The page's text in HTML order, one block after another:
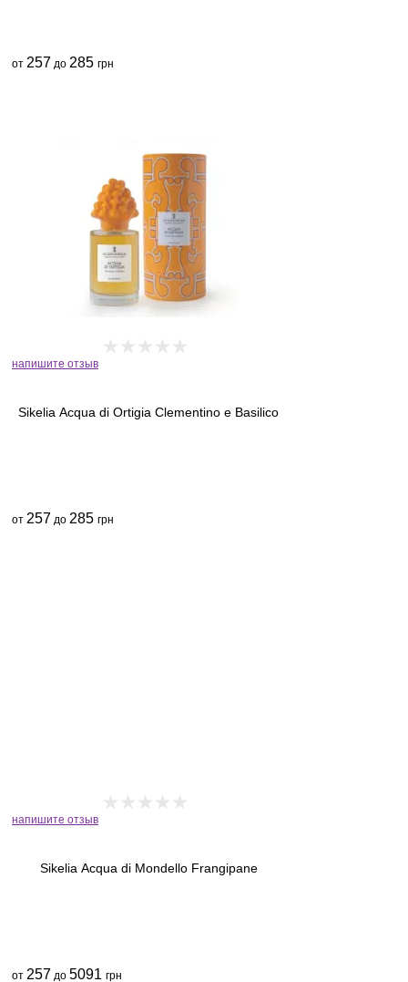
от 257 до 285 грн
напишите отзыв
Sikelia Acqua di Ortigia Clementino e Basilico
от 257 до 285 грн
напишите отзыв
Sikelia Acqua di Mondello Frangipane
от 257 до 5091 грн